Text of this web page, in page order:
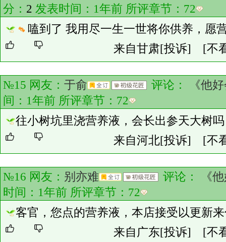
分： 2 发表时间：1年前 所评章节： 72
嗑到了 我用尽一生一世将你供养，愿
来自甘肃[投诉] [不
№15 网友： 于俞 评论：
《他
间：1年前 所评章节： 72
往小树坑里浇营养液，会长出参天大树
来自河北[投诉] [不
№16 网友： 别亦难 评论：
《
时间：1年前 所评章节： 72
客官，您点的营养液，本店接受以更新
来自广东[投诉] [不